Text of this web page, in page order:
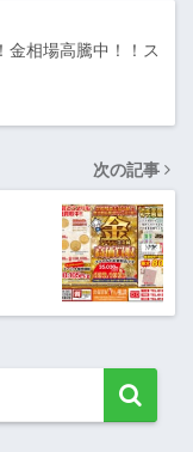
相場高騰中！！ス
次の記事